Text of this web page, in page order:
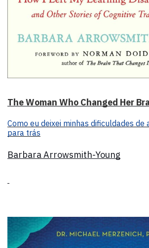
The Woman Who Changed Her
Como eu deixei minhas dificuldades de
para trás
Barbara Arrowsmith-Young